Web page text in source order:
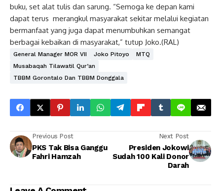
buku, set alat tulis dan sarung. “Semoga ke depan kami
dapat terus merangkul masyarakat sekitar melalui kegiatan
bermanfaat yang juga dapat menumbuhkan semangat
berbagai kebaikan di masyarakat,” tutup Joko.(RAL)
General Manager MOR VII Joko Pitoyo
MTQ
Musabaqah Tilawatil Qur’an
TBBM Gorontalo Dan TBBM Donggala
Previous Post
PKS Tak Bisa Ganggu
Fahri Hamzah
Next Post
Presiden Jokowi
Sudah 100 Kali Donor
Darah